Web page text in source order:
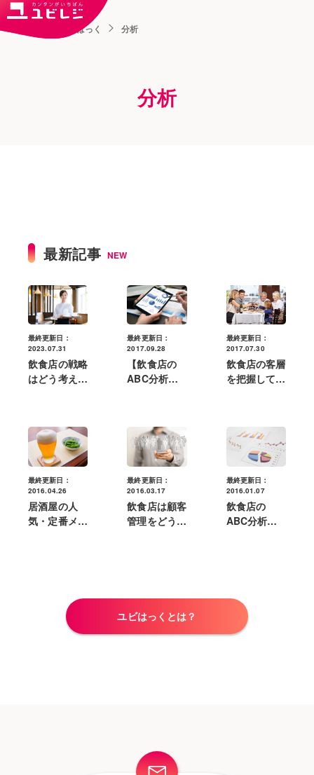
ユビはっく 分析
分析
最新記事 NEW
最終更新日：
2023.07.31
飲食店の戦略
はどう考え
最終更新日：
2017.09.28
【飲食店の
ABC分析】
るポイント
最終更新日：
2017.07.30
飲食店の客層
を把握して売
方法とは
最終更新日：
2016.04.26
居酒屋の人
気・定番メニ
最終更新日：
2016.03.17
飲食店は顧客
管理をどう活
最終更新日：
2016.01.07
飲食店の
ABC分析の
ユビはっくとは？